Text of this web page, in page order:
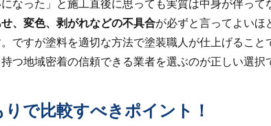
なった」と施工直後に思っても実質は中身が伴って
、変色、剥がれなどの不具合が必ずと言ってよいほ
ですが塗料を適切な方法で塗装職人が仕上げること
つ地域密着の信頼できる業者を選ぶのが正しい選択
で比較すべきポイント！